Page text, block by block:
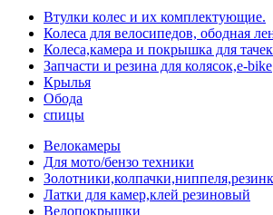
Втулки колес и их комплектующие.
Колеса для велосипедов, ободная
Колеса,камера и покрышка для тачек
Запчасти и резина для колясок,e-bike
Крылья
Обода
спицы
Велокамеры
Для мото/бензо техники
Латки для камер,клей резиновый
Велопокрышки